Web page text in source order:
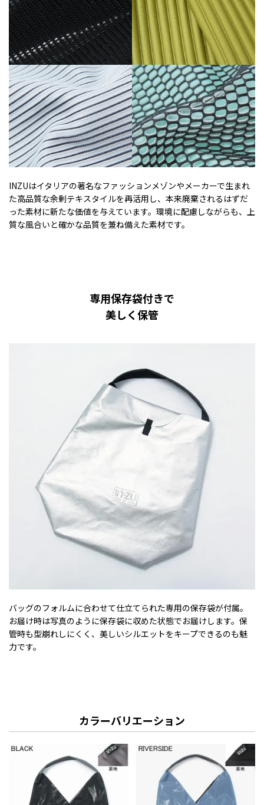
INZUはイタリアの著名なファッションメゾンやメーカーで生まれ
た高品質な余剰テキスタイルを再活用し、本来廃棄されるはずだ
った素材に新たな価値を与えています。環境に配慮しながらも、上
質な風合いと確かな品質を兼ね備えた素材です。
専用保存袋付きで
美しく保管
バッグのフォルムに合わせて仕立てられた専用の保存袋が付属。
お届け時は写真のように保存袋に収めた状態でお届けします。保
管時も型崩れしにくく、美しいシルエットをキープできるのも魅
力です。
カラーバリエーション